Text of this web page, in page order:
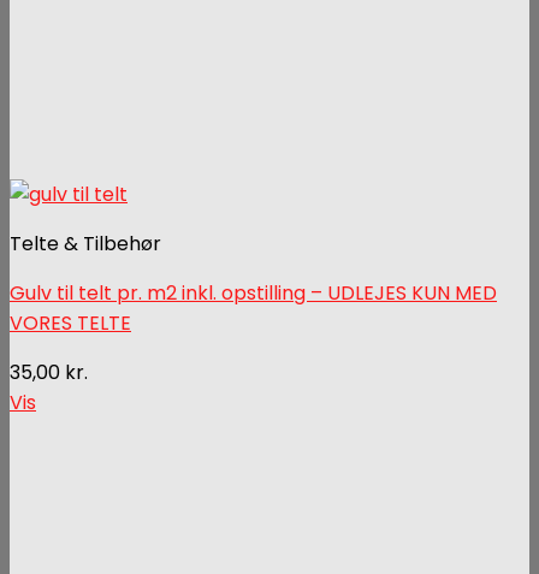
Telte & Tilbehør
Gulv til telt pr. m2 inkl. opstilling – UDLEJES KUN MED
VORES TELTE
35,00 kr.
Vis